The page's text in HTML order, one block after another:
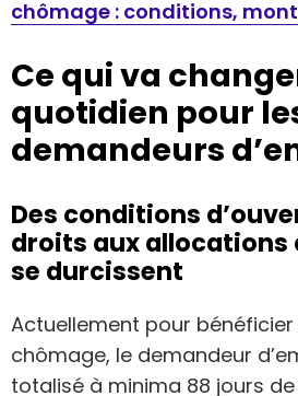
chômage : conditions,
Ce qui va
quotidien pour
demandeurs
Des conditions
droits aux allocations
se durcissent
Actuellement pour
chômage, le demandeur
totalisé à minima 88 jours